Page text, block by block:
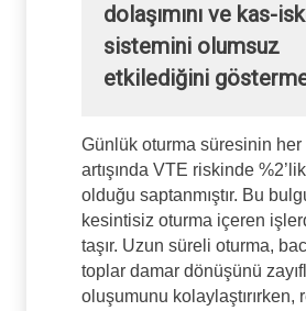
dolaşımını ve kas-
sistemini olumsuz
etkilediğini
Günlük oturma süresinin her
artışında VTE riskinde
olduğu saptanmıştır. Bu
kesintisiz oturma içeren
taşır. Uzun süreli oturma,
toplar damar dönüşünü
oluşumunu kolaylaştırırken,